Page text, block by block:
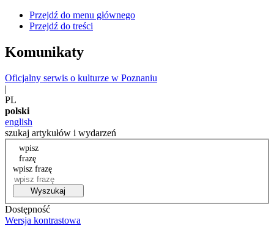
Przejdź do menu głównego
Przejdź do treści
Komunikaty
Oficjalny serwis o kulturze w Poznaniu
|
PL
polski
english
szukaj artykułów i wydarzeń
wpisz
frazę
wpisz frazę
Wyszukaj
Dostępność
Wersja kontrastowa